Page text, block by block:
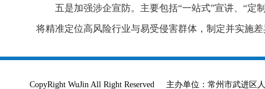
五是加强涉企宣防。主要包括“一站式”宣讲、“定
将精准定位高风险行业与易受侵害群体，制定并实施
CopyRight WuJin All Right Reserved 主办单位：常州市武进